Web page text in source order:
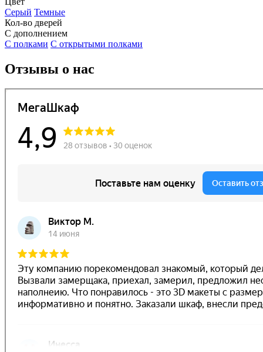
Серый Темные
Кол-во дверей
С дополнением
С полками С открытыми полками
Отзывы о нас